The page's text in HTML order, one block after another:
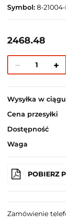
Symbol: 8-
2468.48
Wysyłka w ciągu
Cena przesyłki
Dostępność
Waga
POBIERZ
Zamówienie